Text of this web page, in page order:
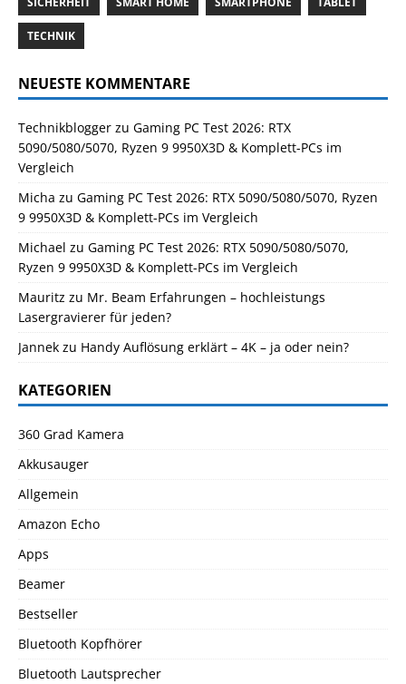
TECHNIK
NEUESTE KOMMENTARE
Technikblogger zu Gaming PC Test 2026: RTX
5090/5080/5070, Ryzen 9 9950X3D & Komplett-PCs im
Vergleich
Micha zu Gaming PC Test 2026: RTX 5090/5080/5070, Ryzen
9 9950X3D & Komplett-PCs im Vergleich
Michael zu Gaming PC Test 2026: RTX 5090/5080/5070,
Ryzen 9 9950X3D & Komplett-PCs im Vergleich
Mauritz zu Mr. Beam Erfahrungen – hochleistungs
Lasergravierer für jeden?
Jannek zu Handy Auflösung erklärt – 4K – ja oder nein?
KATEGORIEN
360 Grad Kamera
Akkusauger
Allgemein
Amazon Echo
Apps
Beamer
Bestseller
Bluetooth Kopfhörer
Bluetooth Lautsprecher